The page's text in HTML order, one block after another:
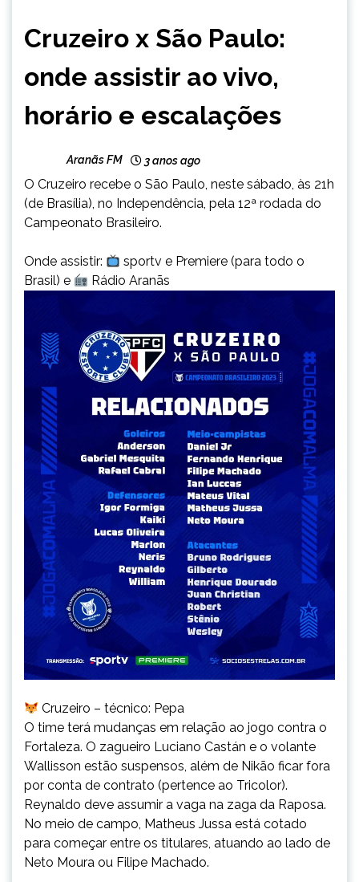
Cruzeiro x São Paulo:
onde assistir ao vivo,
horário e escalações
Aranãs FM 3 anos ago
O Cruzeiro recebe o São Paulo, neste sábado, às 21h
(de Brasília), no Independência, pela 12ª rodada do
Campeonato Brasileiro.
Onde assistir:
sportv e Premiere (para todo o
Brasil) e
Rádio Aranãs
Cruzeiro – técnico: Pepa
O time terá mudanças em relação ao jogo contra o
Fortaleza. O zagueiro Luciano Castán e o volante
Wallisson estão suspensos, além de Nikão ficar fora
por conta de contrato (pertence ao Tricolor).
Reynaldo deve assumir a vaga na zaga da Raposa.
No meio de campo, Matheus Jussa está cotado
para começar entre os titulares, atuando ao lado de
Neto Moura ou Filipe Machado.